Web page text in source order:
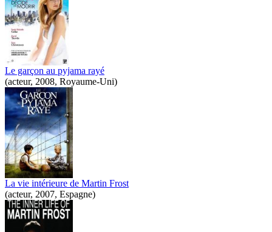
Le garçon au pyjama rayé
(acteur, 2008, Royaume-Uni)
La vie intérieure de Martin Frost
(acteur, 2007, Espagne)